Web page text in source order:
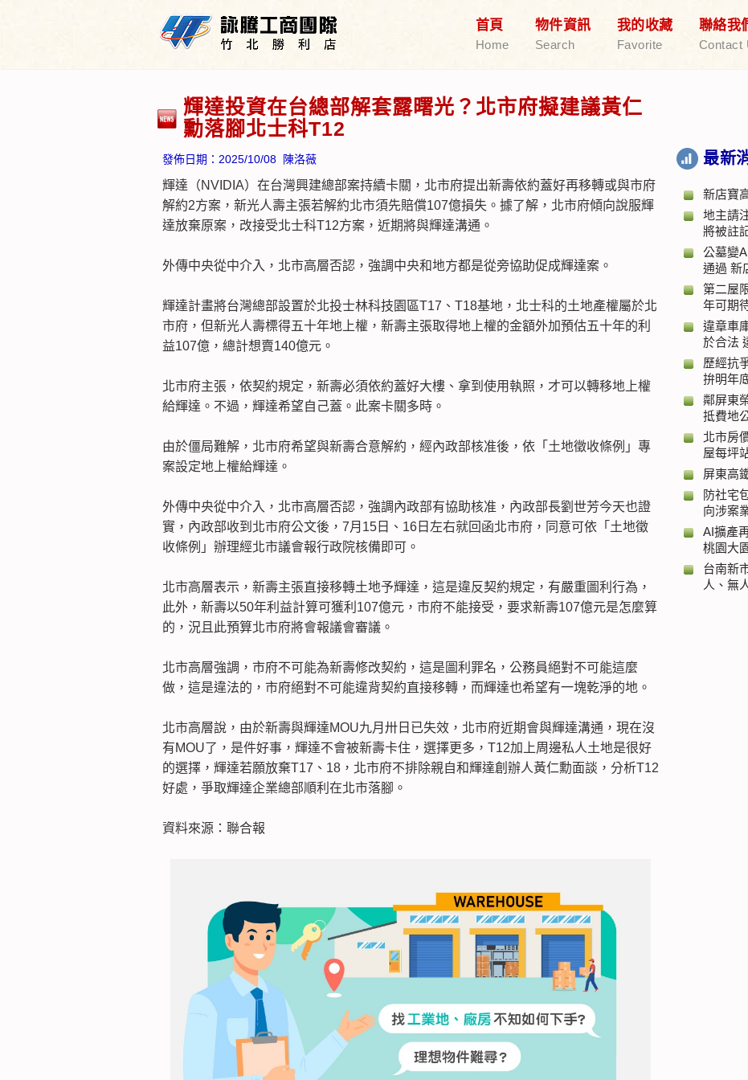
首頁
Home
物件資訊
Search
我的收藏
Favorite
聯絡我
Contact
輝達投資在台總部解套露曙光？北市府擬建議黃仁
勳落腳北士科T12
發佈日期： 2025/10/08 陳洛薇
輝達（NVIDIA）在台灣興建總部案持續卡關，北市府提出新壽依約蓋好再移轉或與市府
解約2方案，新光人壽主張若解約北市須先賠償107億損失。據了解，北市府傾向說服輝
達放棄原案，改接受北士科T12方案，近期將與輝達溝通。
外傳中央從中介入，北市高層否認，強調中央和地方都是從旁協助促成輝達案。
輝達計畫將台灣總部設置於北投士林科技園區T17、T18基地，北士科的土地產權屬於北
市府，但新光人壽標得五十年地上權，新壽主張取得地上權的金額外加預估五十年的利
益107億，總計想賣140億元。
北市府主張，依契約規定，新壽必須依約蓋好大樓、拿到使用執照，才可以轉移地上權
給輝達。不過，輝達希望自己蓋。此案卡關多時。
由於僵局難解，北市府希望與新壽合意解約，經內政部核准後，依「土地徵收條例」專
案設定地上權給輝達。
外傳中央從中介入，北市高層否認，強調內政部有協助核准，內政部長劉世芳今天也證
實，內政部收到北市府公文後，7月15日、16日左右就回函北市府，同意可依「土地徵
收條例」辦理經北市議會報行政院核備即可。
北市高層表示，新壽主張直接移轉土地予輝達，這是違反契約規定，有嚴重圖利行為，
此外，新壽以50年利益計算可獲利107億元，市府不能接受，要求新壽107億元是怎麼算
的，況且此預算北市府將會報議會審議。
北市高層強調，市府不可能為新壽修改契約，這是圖利罪名，公務員絕對不可能這麼
做，這是違法的，市府絕對不可能違背契約直接移轉，而輝達也希望有一塊乾淨的地。
北市高層說，由於新壽與輝達MOU九月卅日已失效，北市府近期會與輝達溝通，現在沒
有MOU了，是件好事，輝達不會被新壽卡住，選擇更多，T12加上周邊私人土地是很好
的選擇，輝達若願放棄T17、18，北市府不排除親自和輝達創辦人黃仁勳面談，分析T12
好處，爭取輝達企業總部順利在北市落腳。
資料來源：聯合報
最新
新店寶
地主請
將被註
公墓變
通過 新
第二屋
年可期
違章車
於合法
歷經抗
拚明年
鄰屏東
抵費地
北市房
屋每坪
屏東高
防社宅
向涉案
AI擴產
桃園大
台南新
人、無